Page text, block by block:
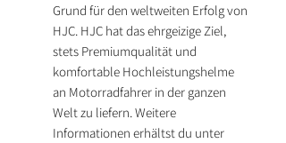
Grund für den weltweiten Erfolg von
HJC. HJC hat das ehrgeizige Ziel,
stets Premiumqualität und
komfortable Hochleistungshelme
an Motorradfahrer in der ganzen
Welt zu liefern. Weitere
Informationen erhältst du unter